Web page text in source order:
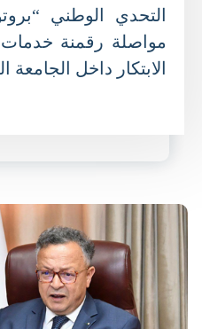
التحدي الوطني
مواصلة رقمنة خدمات
الابتكار داخل الجامعة